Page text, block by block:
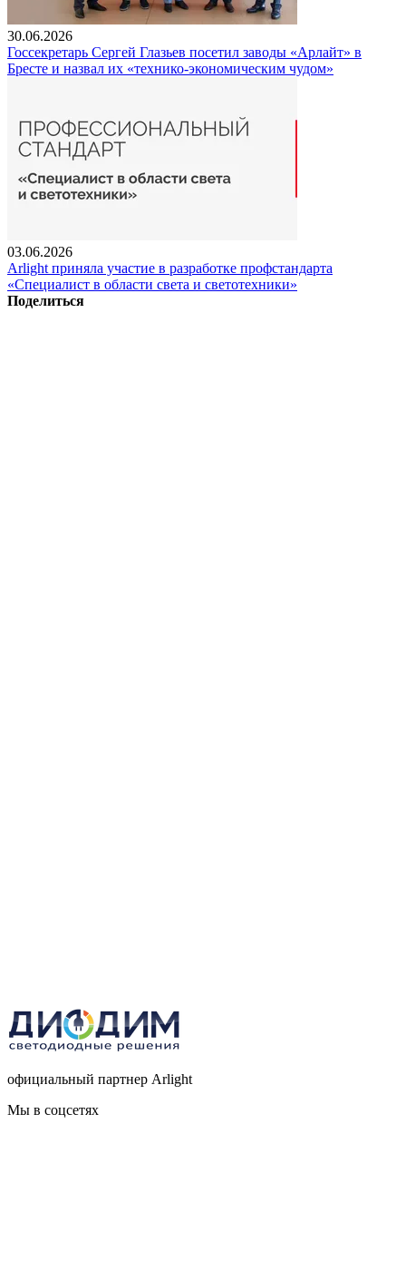
30.06.2026
Госсекретарь Сергей Глазьев посетил заводы «Арлайт» в
Бресте и назвал их «технико-экономическим чудом»
03.06.2026
Arlight приняла участие в разработке профстандарта
«Специалист в области света и светотехники»
Поделиться
официальный партнер Arlight
Мы в соцсетях